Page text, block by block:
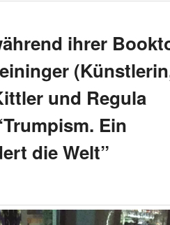
ihrer
und Regula
Ein
die Welt”